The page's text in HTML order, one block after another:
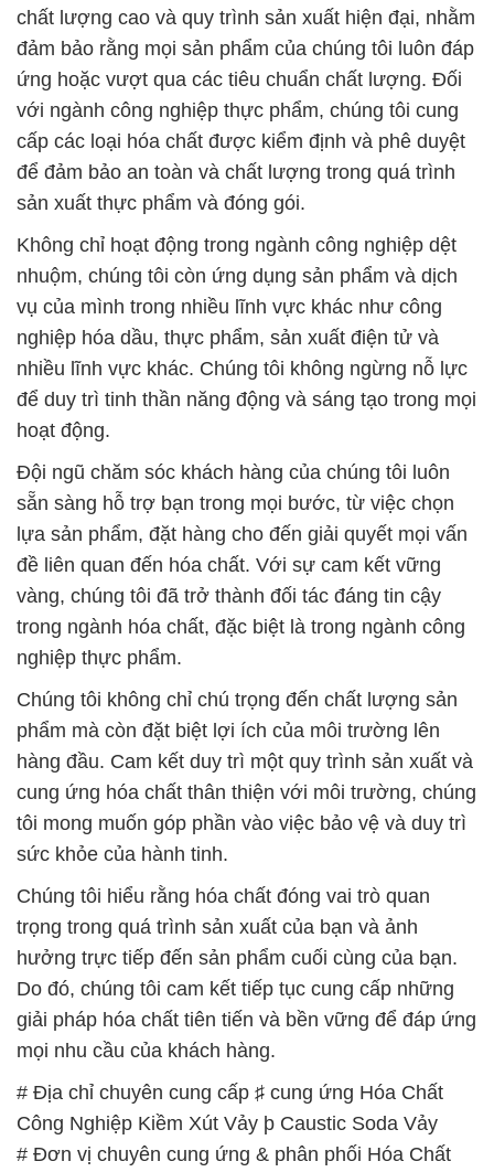
chất lượng cao và quy trình sản xuất hiện đại, nhằm
đảm bảo rằng mọi sản phẩm của chúng tôi luôn đáp
ứng hoặc vượt qua các tiêu chuẩn chất lượng. Đối
với ngành công nghiệp thực phẩm, chúng tôi cung
cấp các loại hóa chất được kiểm định và phê duyệt
để đảm bảo an toàn và chất lượng trong quá trình
sản xuất thực phẩm và đóng gói.
Không chỉ hoạt động trong ngành công nghiệp dệt
nhuộm, chúng tôi còn ứng dụng sản phẩm và dịch
vụ của mình trong nhiều lĩnh vực khác như công
nghiệp hóa dầu, thực phẩm, sản xuất điện tử và
nhiều lĩnh vực khác. Chúng tôi không ngừng nỗ lực
để duy trì tinh thần năng động và sáng tạo trong mọi
hoạt động.
Đội ngũ chăm sóc khách hàng của chúng tôi luôn
sẵn sàng hỗ trợ bạn trong mọi bước, từ việc chọn
lựa sản phẩm, đặt hàng cho đến giải quyết mọi vấn
đề liên quan đến hóa chất. Với sự cam kết vững
vàng, chúng tôi đã trở thành đối tác đáng tin cậy
trong ngành hóa chất, đặc biệt là trong ngành công
nghiệp thực phẩm.
Chúng tôi không chỉ chú trọng đến chất lượng sản
phẩm mà còn đặt biệt lợi ích của môi trường lên
hàng đầu. Cam kết duy trì một quy trình sản xuất và
cung ứng hóa chất thân thiện với môi trường, chúng
tôi mong muốn góp phần vào việc bảo vệ và duy trì
sức khỏe của hành tinh.
Chúng tôi hiểu rằng hóa chất đóng vai trò quan
trọng trong quá trình sản xuất của bạn và ảnh
hưởng trực tiếp đến sản phẩm cuối cùng của bạn.
Do đó, chúng tôi cam kết tiếp tục cung cấp những
giải pháp hóa chất tiên tiến và bền vững để đáp ứng
mọi nhu cầu của khách hàng.
# Địa chỉ chuyên cung cấp ♯ cung ứng Hóa Chất
Công Nghiệp Kiềm Xút Vảy þ Caustic Soda Vảy
# Đơn vị chuyên cung ứng & phân phối Hóa Chất